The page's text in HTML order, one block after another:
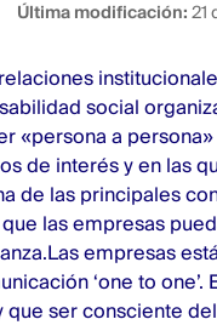
Última modificación: 21
social
«persona a
de interés y en las
de las principales
las empresas
empresas
‘one to one’.
ser consciente